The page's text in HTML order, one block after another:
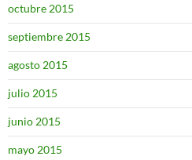
octubre 2015
septiembre 2015
agosto 2015
julio 2015
junio 2015
mayo 2015